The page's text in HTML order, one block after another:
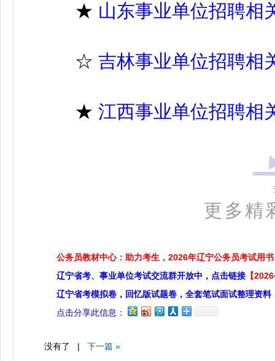
★ 山东事业单位招聘相
☆ 吉林事业单位招聘相
★ 江西事业单位招聘相
更多精
公务员教材中心：助力考生，2026年辽宁公务员考试用书
辽宁省考、事业单位考试交流群开放中，点击链接 【
辽宁省考模拟卷，回忆版试题卷，全套笔试面试整理资料
点击分享此信息：
没有了 | 下一篇 »